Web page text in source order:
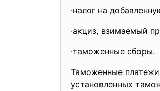
·налог на
·акциз, взимаемый
·таможенные сборы.
Таможенные
установленных